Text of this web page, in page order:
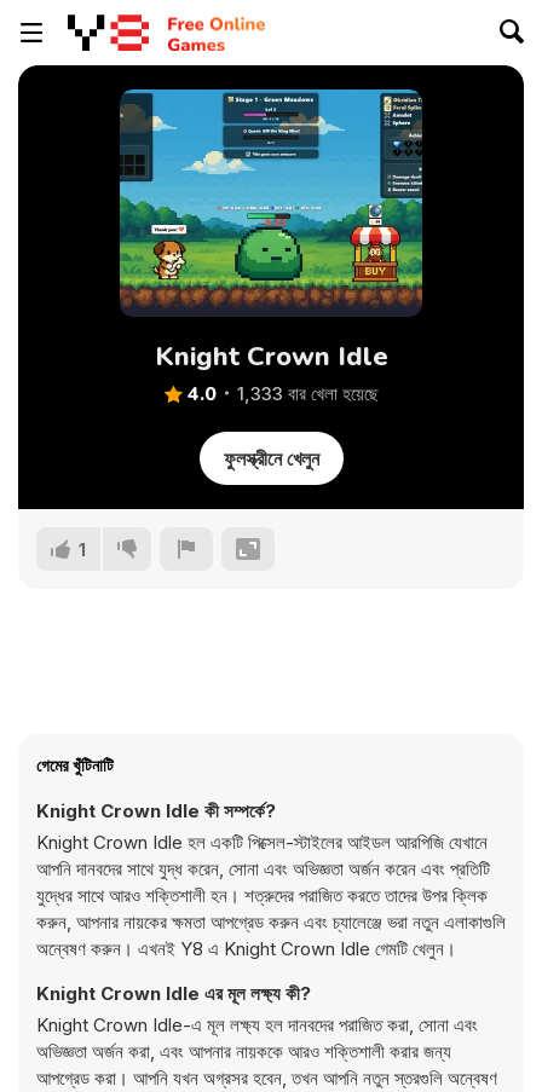
Knight Crown Idle
4.0 1,333 বার খেলা হয়েছে
ফুলস্ক্রীনে খেলুন
1
গেমের খুঁটিনাটি
Knight Crown Idle কী সম্পর্কে?
Knight Crown Idle হল একটি পিক্সেল-স্টাইলের আইডল আরপিজি যেখানে
আপনি দানবদের সাথে যুদ্ধ করেন, সোনা এবং অভিজ্ঞতা অর্জন করেন এবং প্রতিটি
যুদ্ধের সাথে আরও শক্তিশালী হন। শত্রুদের পরাজিত করতে তাদের উপর ক্লিক
করুন, আপনার নায়কের ক্ষমতা আপগ্রেড করুন এবং চ্যালেঞ্জে ভরা নতুন এলাকাগুলি
অন্বেষণ করুন। এখনই Y8 এ Knight Crown Idle গেমটি খেলুন।
Knight Crown Idle এর মূল লক্ষ্য কী?
Knight Crown Idle-এ মূল লক্ষ্য হল দানবদের পরাজিত করা, সোনা এবং
অভিজ্ঞতা অর্জন করা, এবং আপনার নায়ককে আরও শক্তিশালী করার জন্য
আপগ্রেড করা। আপনি যখন অগ্রসর হবেন, তখন আপনি নতুন স্তরগুলি অন্বেষণ